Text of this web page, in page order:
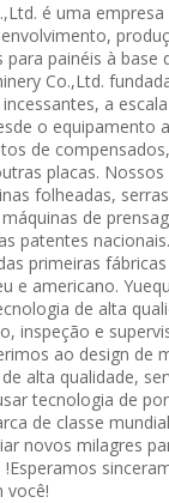
é uma
painéis à base
Co.,Ltd.
a
o equipamento
de
placas.
folheadas,
de
patentes
primeiras
e americano.
de alta
inspeção e
ao design de
alta qualidade,
tecnologia de
de classe
novos milagres
você!